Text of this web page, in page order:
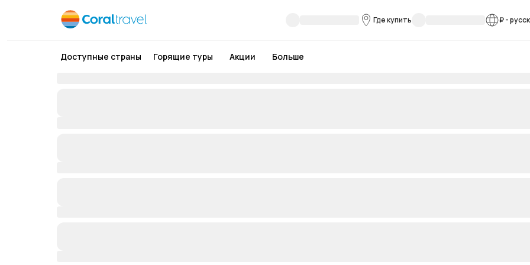
Где купить ₽-
Доступные страны Горящие туры Акции Больше